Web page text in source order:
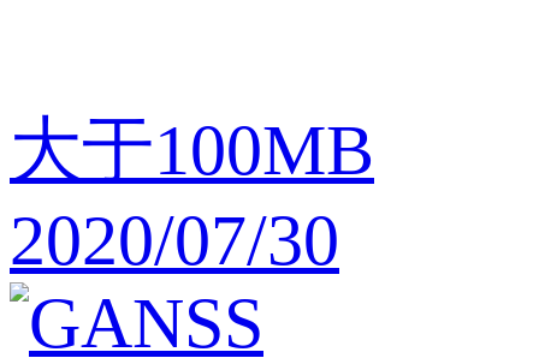
大于100MB
2020/07/30